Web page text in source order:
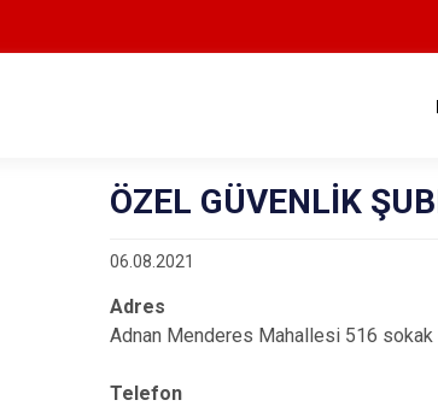
ÖZEL GÜVENLİK
06.08.2021
Adres
Adnan Menderes Mahallesi 516 sokak
Telefon